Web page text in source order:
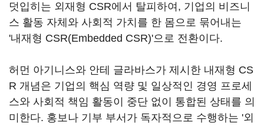
덧입히는 외재형 CSR에서 탈피하여, 기업의 비즈니
스 활동 자체와 사회적 가치를 한 몸으로 묶어내는
'내재형 CSR(Embedded CSR)'으로 전환이다.
허먼 아기니스와 안테 글라바스가 제시한 내재형 CS
R 개념은 기업의 핵심 역량 및 일상적인 경영 프로세
스와 사회적 책임 활동이 중단 없이 통합된 상태를 의
미한다. 홍보나 기부 부서가 독자적으로 수행하는 '외